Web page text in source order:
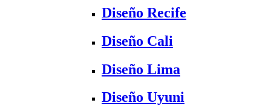
Diseño Recife
Diseño Cali
Diseño Lima
Diseño Uyuni